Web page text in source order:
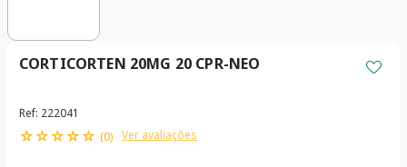
CORTICORTEN 20MG 20 CPR-NEO
Ref: 222041
☆☆☆☆☆ (0) Ver avaliações